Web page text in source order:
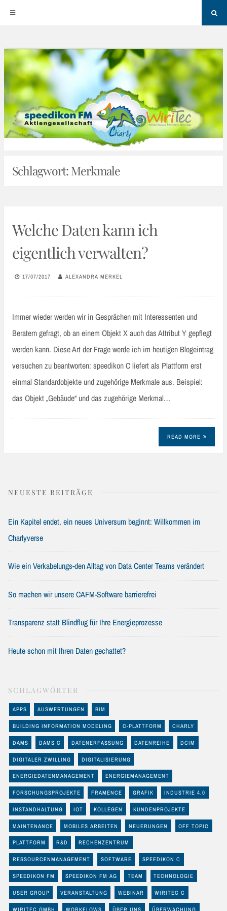
content
Schlagwort:Merkmale
Welche Daten kann ich
eigentlich verwalten?
17/07/2017 ALEXANDRA MERKEL
Immer wieder werden wir in Gesprächen mit Interessenten und
Beratern gefragt, ob an einem Objekt X auch das Attribut Y gepflegt
werden kann. Diese Art der Frage werde ich im heutigen Blogeintrag
versuchen zu beantworten: speedikon C liefert als Plattform erst
einmal Standardobjekte und zugehörige Merkmale aus. Beispiel:
das Objekt „Gebäude“ und das zugehörige Merkmal…
READ MORE
NEUESTE BEITRÄGE
Ein Kapitel endet, ein neues Universum beginnt: Willkommen im
Charlyverse
Wie ein Verkabelungs-den Alltag von Data Center Teams verändert
So machen wir unsere CAFM-Software barrierefrei
Transparenz statt Blindflug für Ihre Energieprozesse
Heute schon mit Ihren Daten gechattet?
SCHLAGWÖRTER
APPS AUSWERTUNGEN BIM
BUILDING INFORMATION MODELING C-PLATTFORM CHARLY
DAMS DAMS C DATENERFASSUNG DATENREIHE DCIM
DIGITALER ZWILLING DIGITALISIERUNG
ENERGIEDATENMANAGEMENT ENERGIEMANAGEMENT
FORSCHUNGSPROJEKTE FRAMENCE GRAFIK INDUSTRIE 4.0
INSTANDHALTUNG IOT KOLLEGEN KUNDENPROJEKTE
MAINTENANCE MOBILES ARBEITEN NEUERUNGEN OFF TOPIC
PLATTFORM R&D RECHENZENTRUM
RESSOURCENMANAGEMENT SOFTWARE SPEEDIKON C
SPEEDIKON FM SPEEDIKON FM AG TEAM TECHNOLOGIE
USER GROUP VERANSTALTUNG WEBINAR WIRITEC C
WIRITEC GMBH WORKFLOWS ÜBER UNS ÜBERWACHUNG